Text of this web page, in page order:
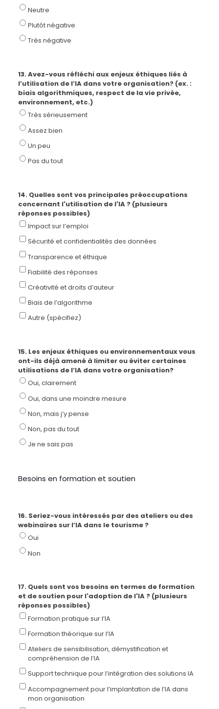
Neutre
Plutôt négative
Très négative
13. Avez-vous réfléchi aux enjeux éthiques liés à
l’utilisation de l’IA dans votre organisation? (ex. :
biais algorithmiques, respect de la vie privée,
environnement, etc.)
Très sérieusement
Assez bien
Un peu
Pas du tout
14. Quelles sont vos principales préoccupations
concernant l'utilisation de l'IA ? (plusieurs
réponses possibles)
Impact sur l’emploi
Sécurité et confidentialités des données
Transparence et éthique
Fiabilité des réponses
Créativité et droits d’auteur
Biais de l’algorithme
Autre (spécifiez)
15. Les enjeux éthiques ou environnementaux vous
ont-ils déjà amené à limiter ou éviter certaines
utilisations de l’IA dans votre organisation?
Oui, clairement
Oui, dans une moindre mesure
Non, mais j’y pense
Non, pas du tout
Je ne sais pas
Besoins en formation et soutien
16. Seriez-vous intéressés par des ateliers ou des
webinaires sur l’IA dans le tourisme ?
Oui
Non
17. Quels sont vos besoins en termes de formation
et de soutien pour l'adoption de l'IA ? (plusieurs
réponses possibles)
Formation pratique sur l’IA
Formation théorique sur l’IA
Ateliers de sensibilisation, démystification et
compréhension de l’IA
Support technique pour l’intégration des solutions IA
Accompagnement pour l’implantation de l’IA dans
mon organisation